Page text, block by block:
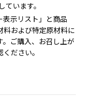
います。
示リスト」と商品
料および特定原材料に
ご購入、お召し上が
ださい。